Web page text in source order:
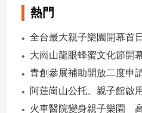
康/
感
情
熱門